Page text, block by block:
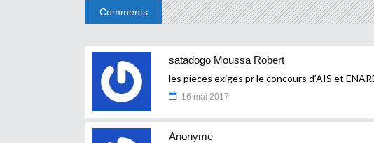
Comments
satadogo Moussa Robert
les pieces exiges pr le concours d’AIS et
16 mai 2017
Anonyme